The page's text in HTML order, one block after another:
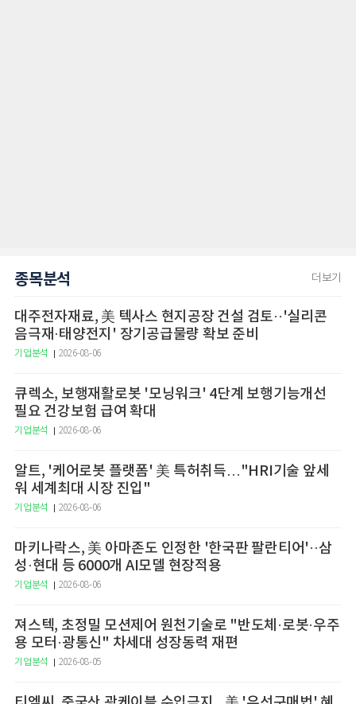
종목분석 더보기
대주전자재료, 美 텍사스 현지공장 건설 검토··'실리콘
음극재·태양전지' 장기공급물량 확보 준비
기업분석 2026-08-06
큐렉소, 보행재활로봇 '모닝워크' 4단계 보행기능개선
필요 건강보험 급여 확대
기업분석 2026-08-06
알트, '케어로봇 플랫폼' 美 특허취득…"HRI기술 앞세
워 세계최대 시장 진입"
기업분석 2026-08-06
마키나락스, 美 아마존도 인정한 '한국판 팔란티어'··삼
성·현대 등 6000개 AI모델 현장적용
기업분석 2026-08-06
져스텍, 초정밀 모션제어 원천기술로 "반도체·로봇·우주
용 모터·광통신" 차세대 성장동력 재편
기업분석 2026-08-05